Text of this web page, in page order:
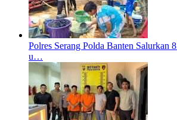
Polres Serang Polda Banten Salurkan
u…